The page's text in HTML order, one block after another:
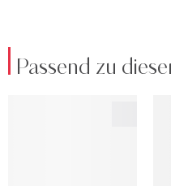
Passend zu